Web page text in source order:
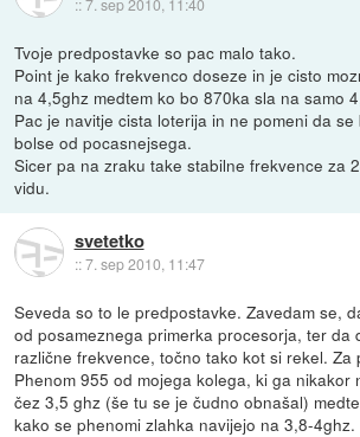
::7. sep 2010, 11:40
Tvoje predpostavke so pac malo tako.
Point je kako frekvenco doseze in je cisto
na 4,5ghz medtem ko bo 870ka sla na samo
Pac je navitje cista loterija in ne pomeni da
bolse od pocasnejsega.
Sicer pa na zraku take stabilne frekvence za
vidu.
svetetko
::7. sep 2010, 11:47
Seveda so to le predpostavke. Zavedam se,
od posameznega primerka procesorja, ter da
različne frekvence, točno tako kot si rekel. Za
Phenom 955 od mojega kolega, ki ga nikakor
čez 3,5 ghz (še tu se je čudno obnašal)
kako se phenomi zlahka navijejo na 3,8-4ghz.